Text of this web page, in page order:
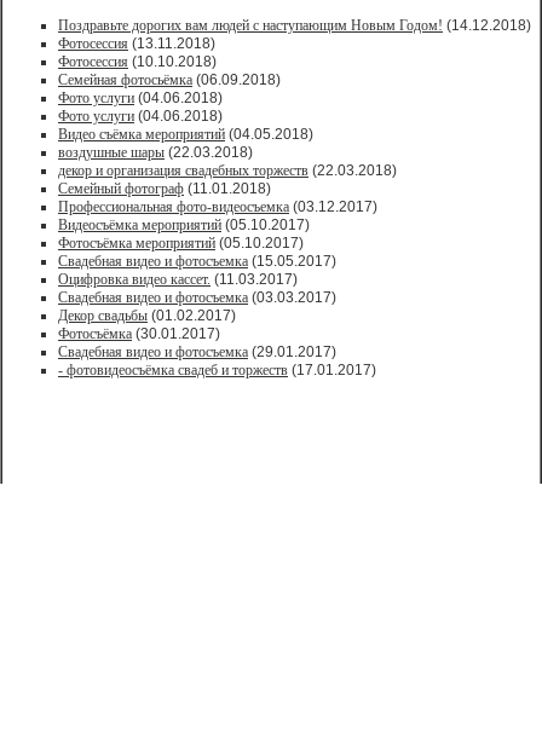
Поздравьте дорогих вам людей с наступающим Новым Годом! (14.12.2018)
Фотосессия (13.11.2018)
Фотосессия (10.10.2018)
Семейная фотосьёмка (06.09.2018)
Фото услуги (04.06.2018)
Фото услуги (04.06.2018)
Видео съёмка мероприятий (04.05.2018)
воздушные шары (22.03.2018)
декор и организация свадебных торжеств (22.03.2018)
Семейный фотограф (11.01.2018)
Профессиональная фото-видеосъемка (03.12.2017)
Видеосъёмка мероприятий (05.10.2017)
Фотосъёмка мероприятий (05.10.2017)
Свадебная видео и фотосъемка (15.05.2017)
Оцифровка видео кассет. (11.03.2017)
Свадебная видео и фотосъемка (03.03.2017)
Декор свадьбы (01.02.2017)
Фотосъёмка (30.01.2017)
Свадебная видео и фотосъемка (29.01.2017)
- фотовидеосъёмка свадеб и торжеств (17.01.2017)